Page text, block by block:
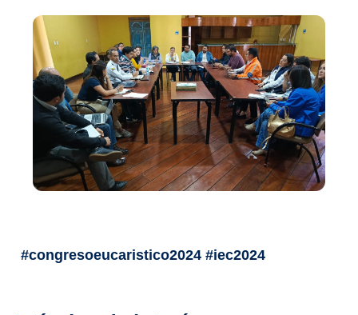
#congresoeucaristico2024 #iec2024